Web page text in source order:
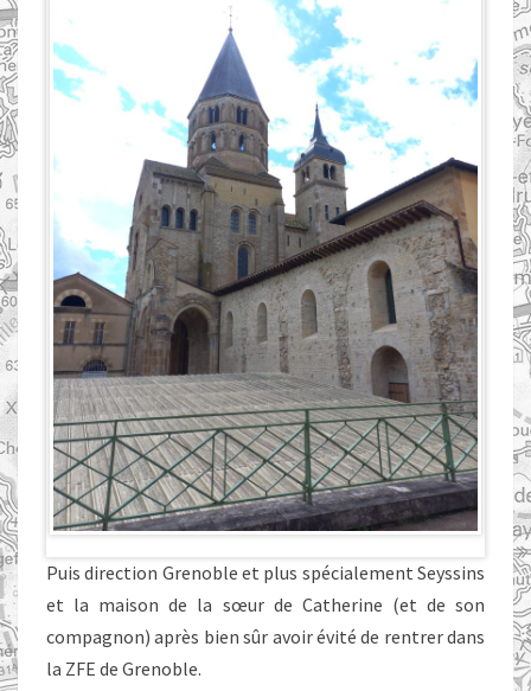
Puis direction Grenoble et plus spécialement Seyssins
et la maison de la sœur de Catherine (et de son
compagnon) après bien sûr avoir évité de rentrer dans
la ZFE de Grenoble.